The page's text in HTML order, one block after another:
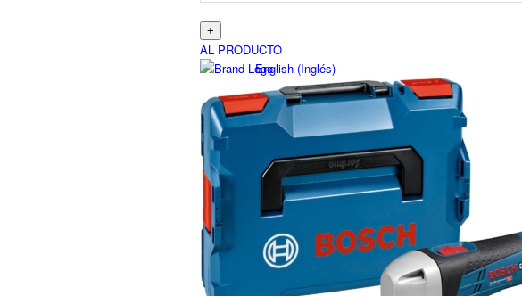
English (Inglés)
Polski(Polaco)
AL PRODUCTO